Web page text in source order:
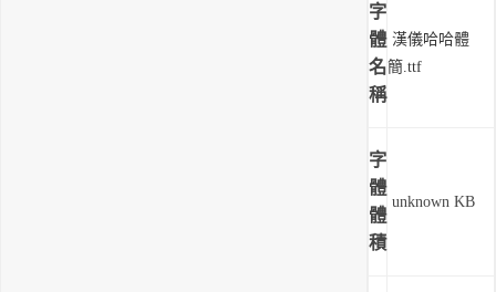
字
體
名
稱
漢儀哈哈體
簡.ttf
字
體
體
積
unknown KB